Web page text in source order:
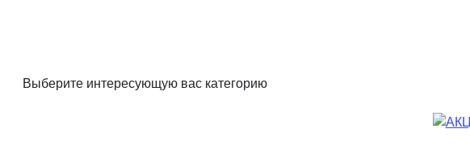
Выберите интересующую вас категорию